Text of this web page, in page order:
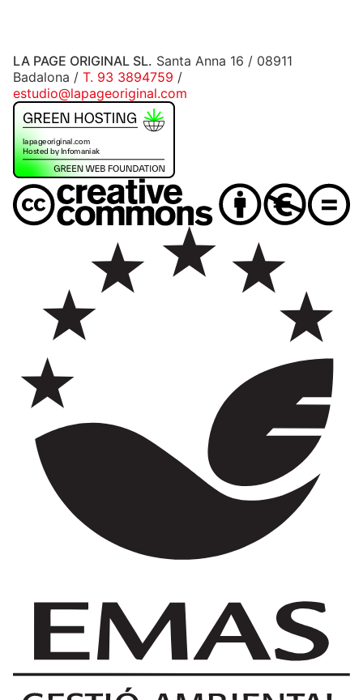
LA PAGE ORIGINAL SL. Santa Anna 16 / 08911
Badalona / T. 93 3894759 /
estudio@lapageoriginal.com